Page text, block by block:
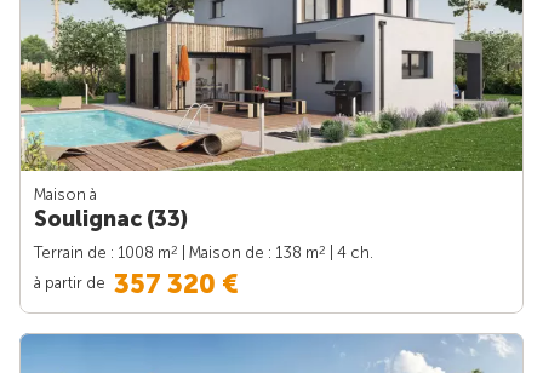
Maison à
Soulignac (33)
Terrain de : 1008 m2 | Maison de : 138 m2
| 4 ch.
à partir de 357 320 €